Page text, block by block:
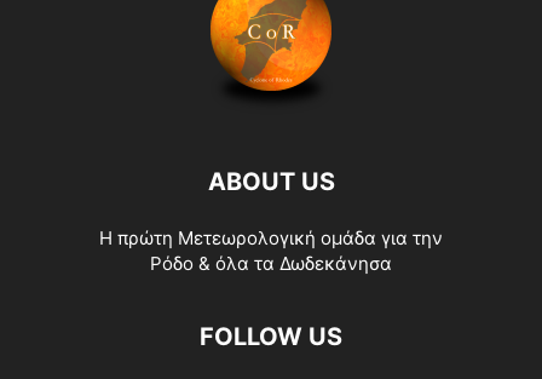
ABOUT US
Η πρώτη Μετεωρολογική ομάδα για την
Ρόδο & όλα τα Δωδεκάνησα
FOLLOW US